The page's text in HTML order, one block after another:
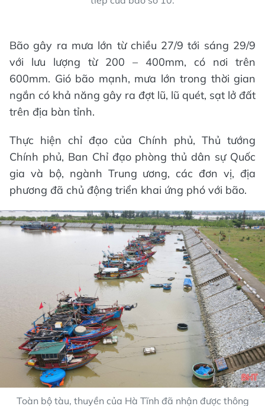
Bão gây ra mưa lớn từ chiều 27/9 tới sáng 29/9
với lưu lượng từ 200 – 400mm, có nơi trên
600mm. Gió bão mạnh, mưa lớn trong thời gian
ngắn có khả năng gây ra đợt lũ, lũ quét, sạt lở đất
trên địa bàn tỉnh.
Thực hiện chỉ đạo của Chính phủ, Thủ tướng
Chính phủ, Ban Chỉ đạo phòng thủ dân sự Quốc
gia và bộ, ngành Trung ương, các đơn vị, địa
phương đã chủ động triển khai ứng phó với bão.
Toàn bộ tàu, thuyền của Hà Tĩnh đã nhận được thông